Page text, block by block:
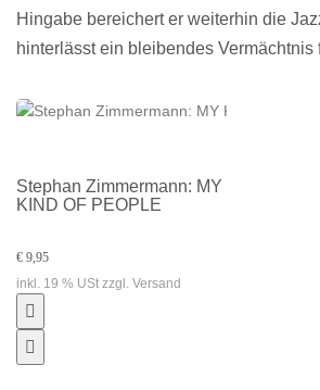
Hingabe bereichert er weiterhin die
hinterlässt ein bleibendes Vermächtnis
Stephan Zimmermann: MY
KIND OF PEOPLE
€ 9,95
inkl. 19 % USt zzgl. Versand